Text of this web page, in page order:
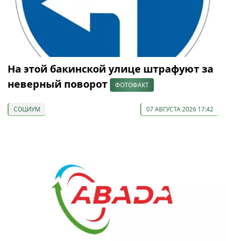
На этой бакинской улице штрафуют за
неверный поворот
ФОТОФАКТ
СОЦИУМ 07 АВГУСТА 2026 17:42